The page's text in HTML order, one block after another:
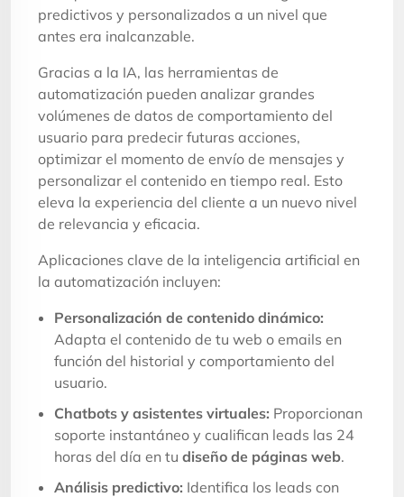
predictivos y personalizados a un nivel que
antes era inalcanzable.
Gracias a la IA, las herramientas de
automatización pueden analizar grandes
volúmenes de datos de comportamiento del
usuario para predecir futuras acciones,
optimizar el momento de envío de mensajes y
personalizar el contenido en tiempo real. Esto
eleva la experiencia del cliente a un nuevo nivel
de relevancia y eficacia.
Aplicaciones clave de la inteligencia artificial en
la automatización incluyen:
Personalización de contenido dinámico:
Adapta el contenido de tu web o emails en
función del historial y comportamiento del
usuario.
Chatbots y asistentes virtuales: Proporcionan
soporte instantáneo y cualifican leads las 24
horas del día en tu diseño de páginas web.
Análisis predictivo: Identifica los leads con